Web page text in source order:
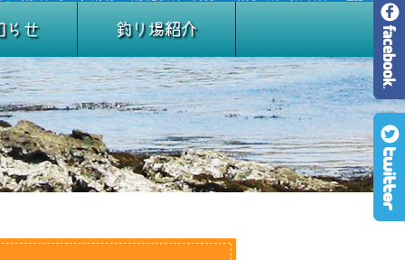
らせ 釣り場紹介